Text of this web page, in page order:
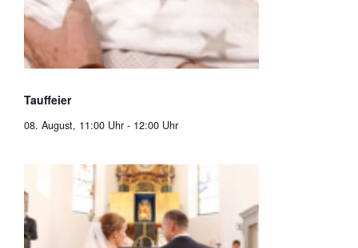
Tauffeier
08. August, 11:00 Uhr - 12:00 Uhr